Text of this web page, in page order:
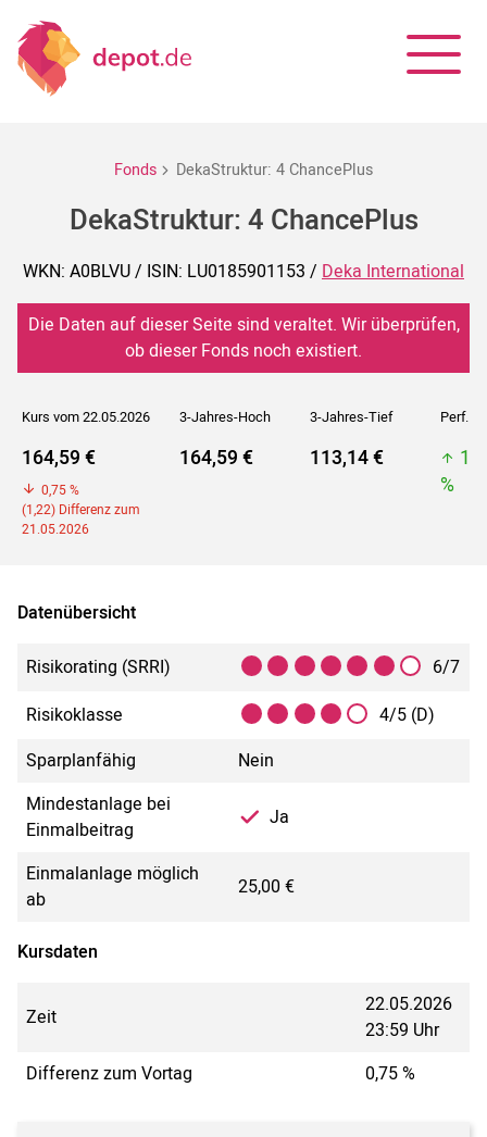
Fonds DekaStruktur: 4 ChancePlus
DekaStruktur: 4 ChancePlus
WKN: A0BLVU / ISIN: LU0185901153 / Deka International
Die Daten auf dieser Seite sind veraltet. Wir überprüfen,
ob dieser Fonds noch existiert.
Kurs vom 22.05.2026 3-Jahres-Hoch 3-Jahres-Tief Perf. 5J
164,59 €
0,75 %
(1,22) Differenz zum
21.05.2026
164,59 € 113,14 €
%
Datenübersicht
Risikorating (SRRI)
6/7
Risikoklasse
4/5 (D)
Sparplanfähig
Nein
Mindestanlage bei
Einmalbeitrag
Ja
Einmalanlage möglich
ab
25,00 €
Kursdaten
Zeit
22.05.2026
23:59 Uhr
Differenz zum Vortag
0,75 %